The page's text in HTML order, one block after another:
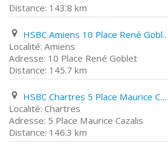
143.8 km
HSBC Amiens 10 Place René Goblet
Amiens
10 Place René Goblet
145.7 km
HSBC Chartres 5 Place Maurice Cazalis
Chartres
5 Place Maurice Cazalis
146.3 km